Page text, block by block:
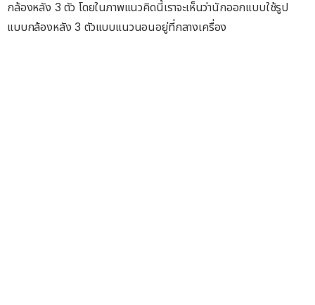
กล้องหลัง 3 ตัว โดยในภาพแนวคิดนี้เราจะเห็นว่านักออกแบบใช้รูป
แบบกล้องหลัง 3 ตัวแบบแนวนอนอยู่ที่กลางเครื่อง